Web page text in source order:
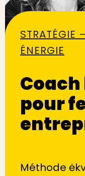
STRATÉGIE
ÉNERGIE
pour
Méthode